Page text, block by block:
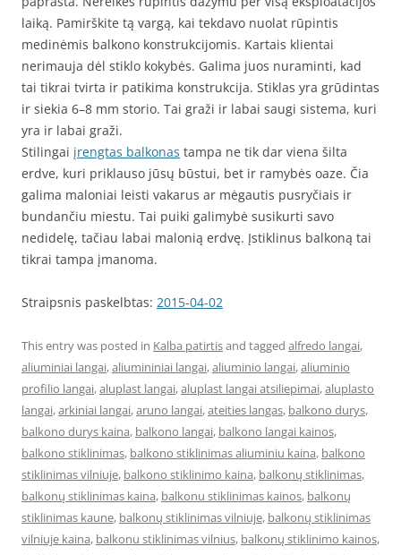
laiką. Pamirškite tą vargą, kai tekdavo nuolat rūpintis
medinėmis balkono konstrukcijomis. Kartais klientai
nerimauja dėl stiklo kokybės. Galima juos nuraminti, kad
tai tikrai tvirta ir patikima konstrukcija. Stiklas yra grūdintas
ir siekia 6–8 mm storio. Tai graži ir labai saugi sistema, kuri
yra ir labai graži.
Stilingai įrengtas balkonas tampa ne tik dar viena šilta
erdve, kuri priklauso jūsų būstui, bet ir ramybės oaze. Čia
galima maloniai leisti vakarus ar mėgautis pusryčiais ir
bundančiu miestu. Tai puiki galimybė susikurti savo
nedidelę, tačiau labai malonią erdvę. Įstiklinus balkoną tai
tikrai tampa įmanoma.
Straipsnis paskelbtas: 2015-04-02
This entry was posted in Kalba patirtisand tagged alfredo langai,
aliuminiai langai,aliumininiai langai,aliuminio langai,aliuminio
profilio langai,aluplast langai,aluplast langai atsiliepimai,aluplasto
langai,arkiniai langai,aruno langai,ateities langas, balkono durys,
balkono durys kaina, balkono langai, balkono langai kainos,
balkono stiklinimas, balkono stiklinimas aliuminiu kaina, balkono
stiklinimas vilniuje, balkono stiklinimo kaina, balkonų stiklinimas,
balkonų stiklinimas kaina, balkonu stiklinimas kainos, balkonų
stiklinimas kaune, balkonų stiklinimas vilniuje, balkonų stiklinimas
vilniuje kaina, balkonu stiklinimas vilnius, balkonų stiklinimo kainos,